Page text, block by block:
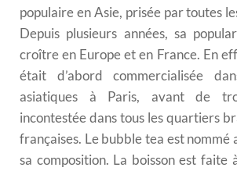
populaire en Asie, prisée par toutes
Depuis plusieurs années, sa
croître en Europe et en France. En
était d’abord commercialisée
asiatiques à Paris, avant de
incontestée dans tous les quartiers
françaises. Le bubble tea est nommé
sa composition. La boisson est